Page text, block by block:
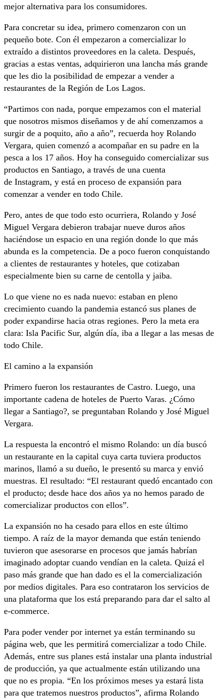
mejor alternativa para los consumidores.
Para concretar su idea, primero comenzaron con un
pequeño bote. Con él empezaron a comercializar lo
extraído a distintos proveedores en la caleta. Después,
gracias a estas ventas, adquirieron una lancha más grande
que les dio la posibilidad de empezar a vender a
restaurantes de la Región de Los Lagos.
“Partimos con nada, porque empezamos con el material
que nosotros mismos diseñamos y de ahí comenzamos a
surgir de a poquito, año a año”, recuerda hoy Rolando
Vergara, quien comenzó a acompañar en su padre en la
pesca a los 17 años. Hoy ha conseguido comercializar sus
productos en Santiago, a través de una cuenta
de Instagram, y está en proceso de expansión para
comenzar a vender en todo Chile.
Pero, antes de que todo esto ocurriera, Rolando y José
Miguel Vergara debieron trabajar nueve duros años
haciéndose un espacio en una región donde lo que más
abunda es la competencia. De a poco fueron conquistando
a clientes de restaurantes y hoteles, que cotizaban
especialmente bien su carne de centolla y jaiba.
Lo que viene no es nada nuevo: estaban en pleno
crecimiento cuando la pandemia estancó sus planes de
poder expandirse hacia otras regiones. Pero la meta era
clara: Isla Pacific Sur, algún día, iba a llegar a las mesas de
todo Chile.
El camino a la expansión
Primero fueron los restaurantes de Castro. Luego, una
importante cadena de hoteles de Puerto Varas. ¿Cómo
llegar a Santiago?, se preguntaban Rolando y José Miguel
Vergara.
La respuesta la encontró el mismo Rolando: un día buscó
un restaurante en la capital cuya carta tuviera productos
marinos, llamó a su dueño, le presentó su marca y envió
muestras. El resultado: “El restaurant quedó encantado con
el producto; desde hace dos años ya no hemos parado de
comercializar productos con ellos”.
La expansión no ha cesado para ellos en este último
tiempo. A raíz de la mayor demanda que están teniendo
tuvieron que asesorarse en procesos que jamás habrían
imaginado adoptar cuando vendían en la caleta. Quizá el
paso más grande que han dado es el la comercialización
por medios digitales. Para eso contrataron los servicios de
una plataforma que los está preparando para dar el salto al
e-commerce.
Para poder vender por internet ya están terminando su
página web, que les permitirá comercializar a todo Chile.
Además, entre sus planes está instalar una planta industrial
de producción, ya que actualmente están utilizando una
que no es propia. “En los próximos meses ya estará lista
para que tratemos nuestros productos”, afirma Rolando